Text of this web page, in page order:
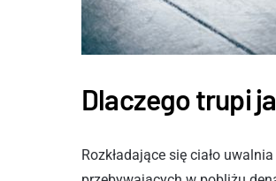
Dlaczego trupi
Rozkładające się ciało